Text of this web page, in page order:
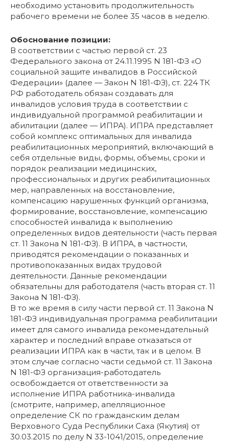
необходимо установить продолжительность
рабочего времени не более 35 часов в неделю.
Обоснование позиции:
В соответствии с частью первой ст. 23
Федерального закона от 24.11.1995 N 181-ФЗ «О
социальной защите инвалидов в Российской
Федерации» (далее — Закон N 181-ФЗ), ст. 224 ТК
РФ работодатель обязан создавать для
инвалидов условия труда в соответствии с
индивидуальной программой реабилитации и
абилитации (далее — ИПРА). ИПРА представляет
собой комплекс оптимальных для инвалида
реабилитационных мероприятий, включающий в
себя отдельные виды, формы, объемы, сроки и
порядок реализации медицинских,
профессиональных и других реабилитационных
мер, направленных на восстановление,
компенсацию нарушенных функций организма,
формирование, восстановление, компенсацию
способностей инвалида к выполнению
определенных видов деятельности (часть первая
ст. 11 Закона N 181-ФЗ). В ИПРА, в частности,
приводятся рекомендации о показанных и
противопоказанных видах трудовой
деятельности. Данные рекомендации
обязательны для работодателя (часть вторая ст. 11
Закона N 181-ФЗ).
В то же время в силу части первой ст. 11 Закона N
181-ФЗ индивидуальная программа реабилитации
имеет для самого инвалида рекомендательный
характер и последний вправе отказаться от
реализации ИПРА как в части, так и в целом. В
этом случае согласно части седьмой ст. 11 Закона
N 181-ФЗ организация-работодатель
освобождается от ответственности за
исполнение ИПРА работника-инвалида
(смотрите, например, апелляционное
определение СК по гражданским делам
Верховного Суда Республики Саха (Якутия) от
30.03.2015 по делу N 33-1041/2015, определение